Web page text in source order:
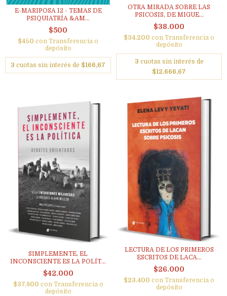
E-MARIPOSA 12 - TEMAS DE
PSIQUIATRÍA &AM...
$500
$450 con Transferencia o
depósito
3 cuotas sin interés de $166,67
OTRA MIRADA SOBRE LAS
PSICOSIS, DE MIGUE...
$38.000
$34.200 con Transferencia o
depósito
3 cuotas sin interés de
$12.666,67
SIMPLEMENTE, EL
INCONSCIENTE ES LA POLÍT...
$42.000
$37.800 con Transferencia o
depósito
LECTURA DE LOS PRIMEROS
ESCRITOS DE LACA...
$26.000
$23.400 con Transferencia o
depósito